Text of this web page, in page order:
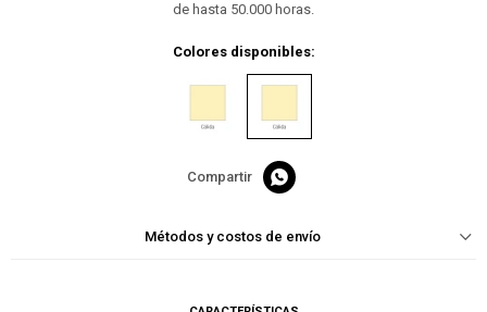
de hasta 50.000 horas.
Colores disponibles:

Métodos y costos de envío